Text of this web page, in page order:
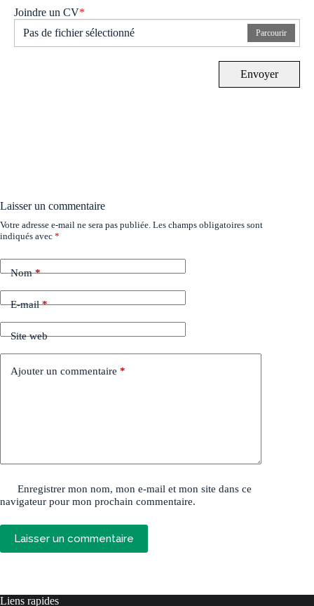
Joindre un CV*
Pas de fichier sélectionné
Parcourir
Envoyer
Laisser un commentaire
Votre adresse e-mail ne sera pas publiée. Les champs obligatoires sont
indiqués avec *
Nom*
E-mail*
Site web
Ajouter un commentaire *
Enregistrer mon nom, mon e-mail et mon site dans ce
navigateur pour mon prochain commentaire.
Laisser un commentaire
Liens rapides